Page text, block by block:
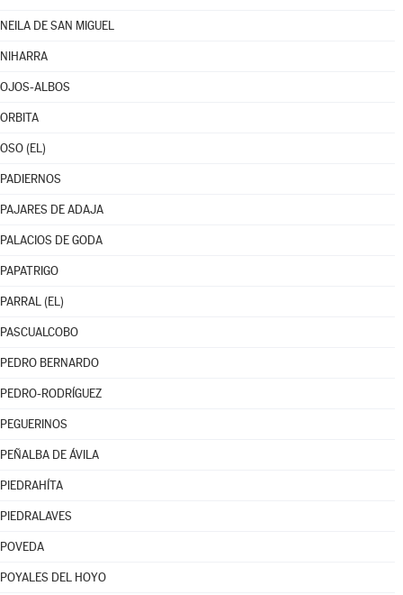
NEILA DE SAN MIGUEL
NIHARRA
OJOS-ALBOS
ORBITA
OSO (EL)
PADIERNOS
PAJARES DE ADAJA
PALACIOS DE GODA
PAPATRIGO
PARRAL (EL)
PASCUALCOBO
PEDRO BERNARDO
PEDRO-RODRÍGUEZ
PEGUERINOS
PEÑALBA DE ÁVILA
PIEDRAHÍTA
PIEDRALAVES
POVEDA
POYALES DEL HOYO